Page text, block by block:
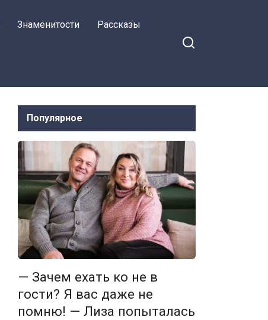
Знаменитости Рассказы
Популярное
— Зачем ехать ко не в
гости? Я вас даже не
помню! — Лиза попыталась